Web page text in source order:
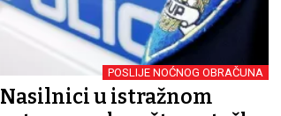
POSLIJE NOĆNOG OBRAČUNA
Nasilnici u istražnom